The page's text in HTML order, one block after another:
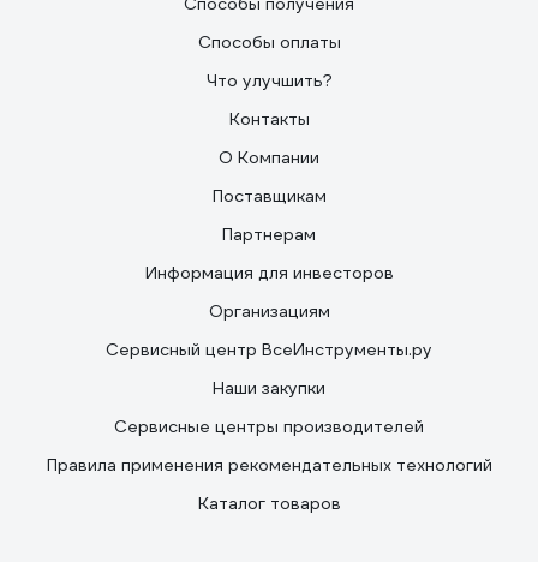
Способы оплаты
Что улучшить?
Контакты
О Компании
Поставщикам
Партнерам
Информация для инвесторов
Организациям
Сервисный центр ВсеИнструменты.ру
Наши закупки
Сервисные центры производителей
Правила применения рекомендательных технологий
Каталог товаров